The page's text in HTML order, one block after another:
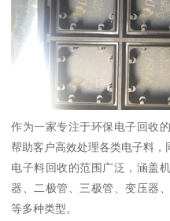
作为一家专注于环保电子回收
帮助客户高效处理各类电子料，
电子料回收的范围广泛，涵盖
器、二极管、三极管、变压器
等多种类型。